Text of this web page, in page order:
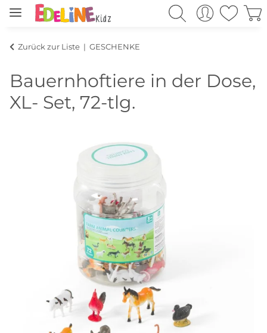
Zurück zur Liste GESCHENKE
Bauernhoftiere in der Dose,
XL- Set, 72-tlg.